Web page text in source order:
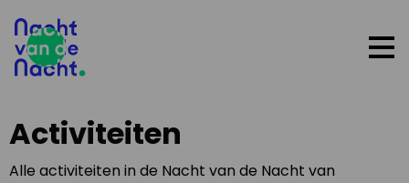
Activiteiten
Alle activiteiten in de Nacht van de Nacht van